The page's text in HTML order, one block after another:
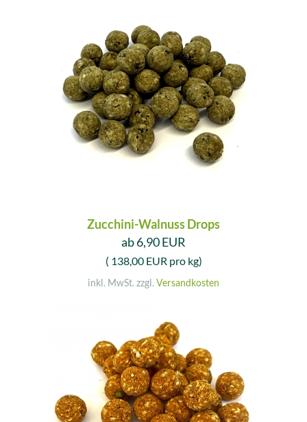
Zucchini-Walnuss Drops
ab 6,90 EUR
( 138,00 EUR pro kg)
inkl. MwSt. zzgl. Versandkosten